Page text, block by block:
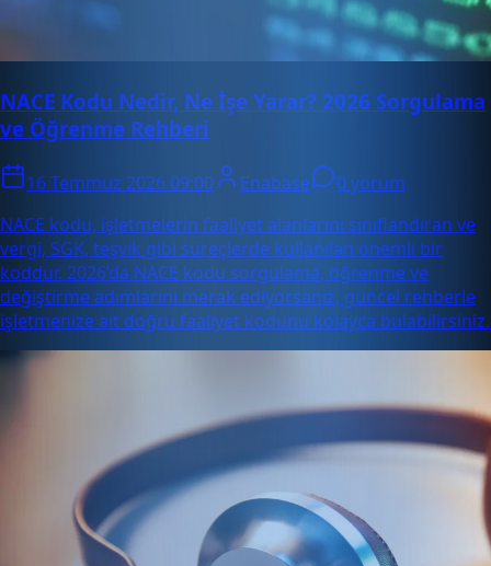
NACE Kodu Nedir, Ne İşe Yarar? 2026 Sorgulama
ve Öğrenme Rehberi
16 Temmuz 2026 09:00 Enabase
0 yorum
NACE kodu, işletmelerin faaliyet alanlarını sınıflandıran ve
vergi, SGK, teşvik gibi süreçlerde kullanılan önemli bir
koddur. 2026’da NACE kodu sorgulama, öğrenme ve
değiştirme adımlarını merak ediyorsanız, güncel rehberle
işletmenize ait doğru faaliyet kodunu kolayca bulabilirsiniz.